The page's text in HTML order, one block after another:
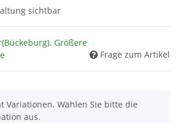
sichtbar
Größere
Frage zum Artikel
Variationen. Wählen Sie bitte die
aus.